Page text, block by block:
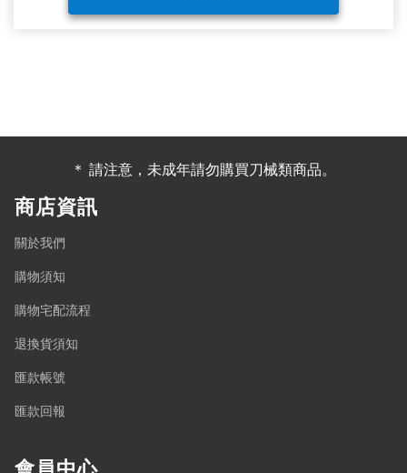
＊ 請注意，未成年請勿購買刀械類商品。
商店資訊
關於我們
購物須知
購物宅配流程
退換貨須知
匯款帳號
匯款回報
會員中心